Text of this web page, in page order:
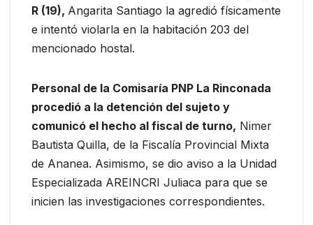
R (19), Angarita Santiago la agredió físicamente
e intentó violarla en la habitación 203 del
mencionado hostal.
Personal de la Comisaría PNP La Rinconada
procedió a la detención del sujeto y
comunicó el hecho al fiscal de turno, Nimer
Bautista Quilla, de la Fiscalía Provincial Mixta
de Ananea. Asimismo, se dio aviso a la Unidad
Especializada AREINCRI Juliaca para que se
inicien las investigaciones correspondientes.